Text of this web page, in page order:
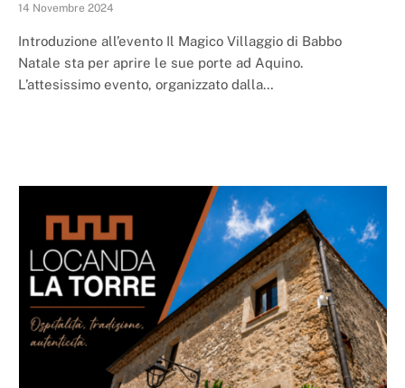
14 Novembre 2024
Introduzione all’evento Il Magico Villaggio di Babbo
Natale sta per aprire le sue porte ad Aquino.
L’attesissimo evento, organizzato dalla…